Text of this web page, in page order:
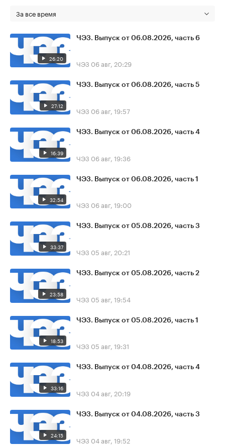
За все время
26:20
ЧЭЗ. Выпуск от 06.08.2026, часть 6
ЧЭЗ 06 авг, 20:29
27:12
ЧЭЗ. Выпуск от 06.08.2026, часть 5
ЧЭЗ 06 авг, 19:57
16:39
ЧЭЗ. Выпуск от 06.08.2026, часть 4
ЧЭЗ 06 авг, 19:36
32:54
ЧЭЗ. Выпуск от 06.08.2026, часть 1
ЧЭЗ 06 авг, 19:00
33:37
ЧЭЗ. Выпуск от 05.08.2026, часть 3
ЧЭЗ 05 авг, 20:21
23:58
ЧЭЗ. Выпуск от 05.08.2026, часть 2
ЧЭЗ 05 авг, 19:54
18:53
ЧЭЗ. Выпуск от 05.08.2026, часть 1
ЧЭЗ 05 авг, 19:31
33:16
ЧЭЗ. Выпуск от 04.08.2026, часть 4
ЧЭЗ 04 авг, 20:19
24:15
ЧЭЗ. Выпуск от 04.08.2026, часть 3
ЧЭЗ 04 авг, 19:52